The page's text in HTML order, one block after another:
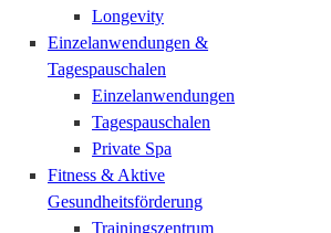
Longevity
Einzelanwendungen &
Tagespauschalen
Einzelanwendungen
Tagespauschalen
Private Spa
Fitness & Aktive
Gesundheitsförderung
Trainingszentrum